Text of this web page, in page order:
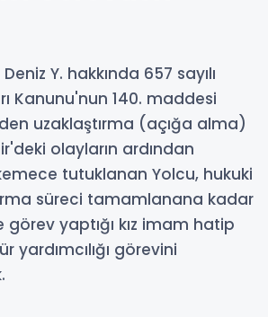
Y. hakkında 657 sayılı
Kanunu'nun 140. maddesi
uzaklaştırma (açığa alma)
olayların ardından
tutuklanan Yolcu, hukuki
süreci tamamlanana kadar
yaptığı kız imam hatip
yardımcılığı görevini